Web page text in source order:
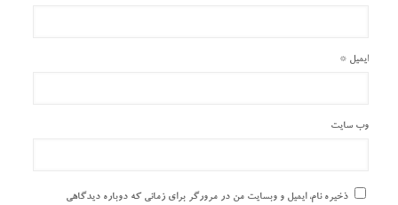
ایمیل *
وب‌ سایت
ذخیره نام، ایمیل و وبسایت من در مرورگر برای زمانی که دوباره دیدگاهی